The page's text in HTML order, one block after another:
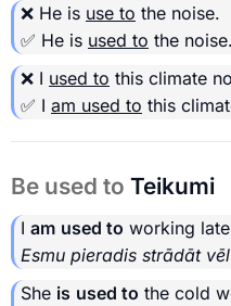
❌ He is use to the noise.
✅ He is used to the noise.
❌ I used to this climate
✅ I am used to this
Be used to Teikumi
I am used to working
Esmu pieradis strādāt
She is used to the cold